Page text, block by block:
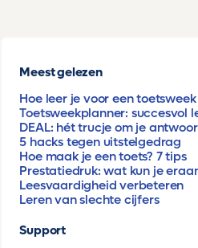
Meest gelezen
Hoe leer je voor een toetsweek
Toetsweekplanner: succesvol
DEAL: hét trucje om je
5 hacks tegen uitstelgedrag
Hoe maak je een toets? 7 tips
Prestatiedruk: wat kun je
Leesvaardigheid verbeteren
Leren van slechte cijfers
Support